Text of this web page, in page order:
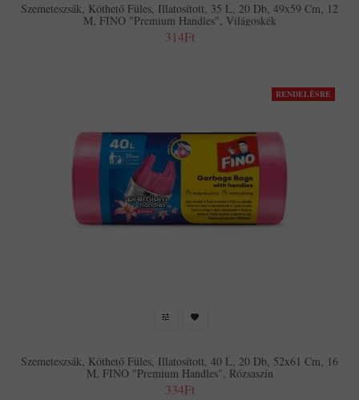
Szemeteszsák, Köthető Füles, Illatosított, 35 L, 20 Db, 49x59 Cm, 12
Μ, FINO "Premium Handles", Világoskék
314Ft
RENDELÉSRE
Szemeteszsák, Köthető Füles, Illatosított, 40 L, 20 Db, 52x61 Cm, 16
Μ, FINO "Premium Handles", Rózsaszín
334Ft